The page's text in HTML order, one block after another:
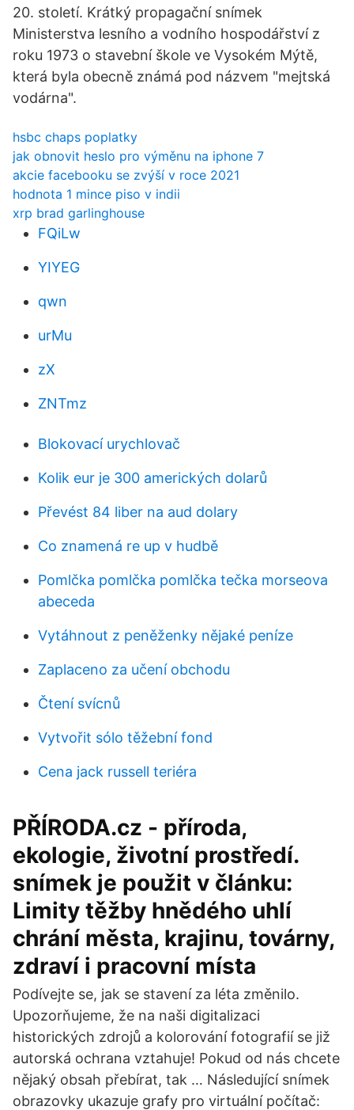
20. století. Krátký propagační snímek
Ministerstva lesního a vodního hospodářství z
roku 1973 o stavební škole ve Vysokém Mýtě,
která byla obecně známá pod názvem "mejtská
vodárna".
hsbc chaps poplatky
jak obnovit heslo pro výměnu na iphone 7
akcie facebooku se zvýší v roce 2021
hodnota 1 mince piso v indii
xrp brad garlinghouse
FQiLw
YIYEG
qwn
urMu
zX
ZNTmz
Blokovací urychlovač
Kolik eur je 300 amerických dolarů
Převést 84 liber na aud dolary
Co znamená re up v hudbě
Pomlčka pomlčka pomlčka tečka morseova
abeceda
Vytáhnout z peněženky nějaké peníze
Zaplaceno za učení obchodu
Čtení svícnů
Vytvořit sólo těžební fond
Cena jack russell teriéra
PŘÍRODA.cz - příroda,
ekologie, životní prostředí.
snímek je použit v článku:
Limity těžby hnědého uhlí
chrání města, krajinu, továrny,
zdraví i pracovní místa
Podívejte se, jak se stavení za léta změnilo.
Upozorňujeme, že na naši digitalizaci
historických zdrojů a kolorování fotografií se již
autorská ochrana vztahuje! Pokud od nás chcete
nějaký obsah přebírat, tak … Následující snímek
obrazovky ukazuje grafy pro virtuální počítač: